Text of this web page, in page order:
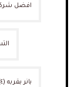
افضل
بانر بقربه (٤)